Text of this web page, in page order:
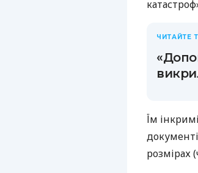
ЧИТАЙТЕ
Їм
розмірах